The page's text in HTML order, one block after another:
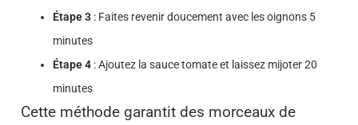
Étape 3 : Faites revenir doucement avec les oignons 5
minutes
Étape 4 : Ajoutez la sauce tomate et laissez mijoter 20
minutes
Cette méthode garantit des morceaux de